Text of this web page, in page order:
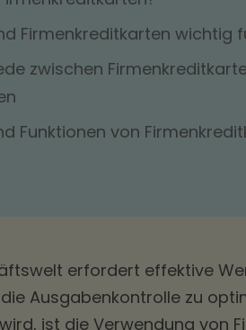
Firmenkreditkarten wichtig
zwischen
Funktionen von
erfordert effektive
Ausgabenkontrolle zu
ist die Verwendung von